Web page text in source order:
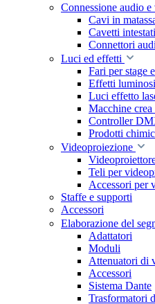
Connessione audio e
Cavi in
Cavetti intestati
Connettori
Luci ed effetti
Fari per stage
Effetti luminosi
Luci effetto
Macchine
Controller
Prodotti
Videoproiezione
Teli per
Accessori per
Staffe e supporti
Accessori
Elaborazione del
Adattatori
Moduli
Attenuatori di
Accessori
Sistema Dante
Trasformatori